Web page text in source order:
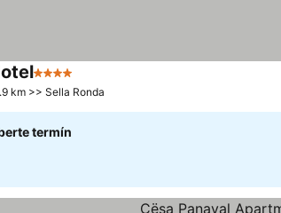
4 Počet hvězdiček
km >> Sella Ronda
termín